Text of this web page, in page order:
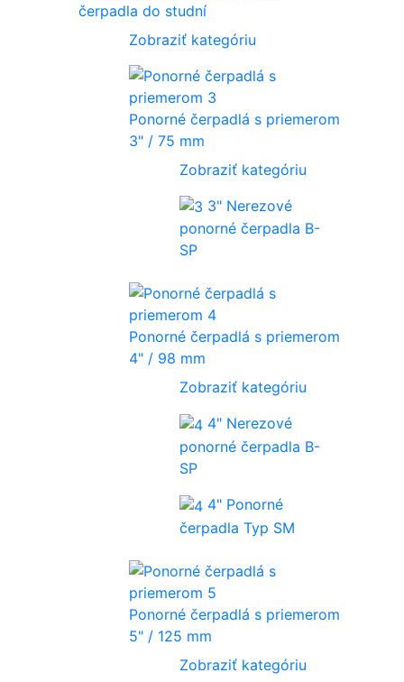
čerpadla do studní
Zobraziť kategóriu
Ponorné čerpadlá s priemerom
3" / 75 mm
Zobraziť kategóriu
3" Nerezové
ponorné čerpadla B-
SP
Ponorné čerpadlá s priemerom
4" / 98 mm
Zobraziť kategóriu
4" Nerezové
ponorné čerpadla B-
SP
4" Ponorné
čerpadla Typ SM
Ponorné čerpadlá s priemerom
5" / 125 mm
Zobraziť kategóriu